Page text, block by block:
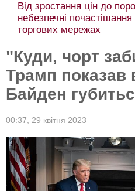
Від зростання цін до
небезпечні почастішання
торгових мережах
"Куди, чорт
Трамп показав
Байден
00:37, 29 квітня 2023